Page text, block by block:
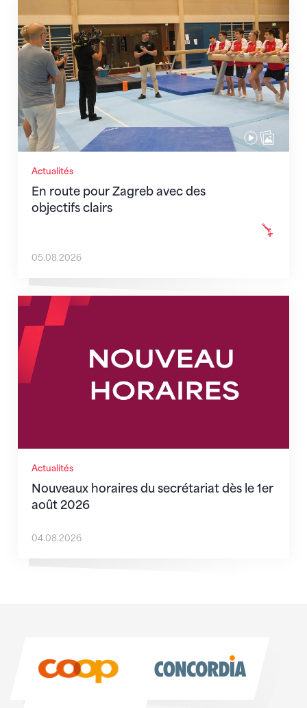
Actualités
En route pour Zagreb avec des
objectifs clairs
En route pour Zagreb avec des objectifs clairs
05.08.2026
Actualités
Nouveaux horaires du secrétariat dès le 1er
août 2026
Nouveaux horaires du secrétariat dès le 1er août
04.08.2026